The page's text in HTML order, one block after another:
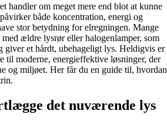
handler om meget mere end blot at kunne
både koncentration, energi og
stor betydning for elregningen. Mange
ældre lysrør eller halogenlamper, som
giver et hårdt, ubehageligt lys. Heldigvis er
til moderne, energieffektive løsninger, der
og miljøet. Her får du en guide til, hvordan
det nuværende lys